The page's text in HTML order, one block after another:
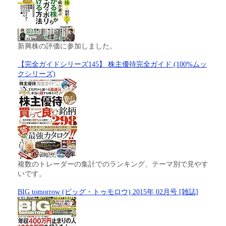
新興株の評価に参加しました。
【完全ガイドシリーズ145】 株主優待完全ガイド (100%ムッ
クシリーズ)
複数のトレーダーの集計でのランキング、テーマ別で見やす
いです。
BIG tomorrow (ビッグ・トゥモロウ) 2015年 02月号 [雑誌]